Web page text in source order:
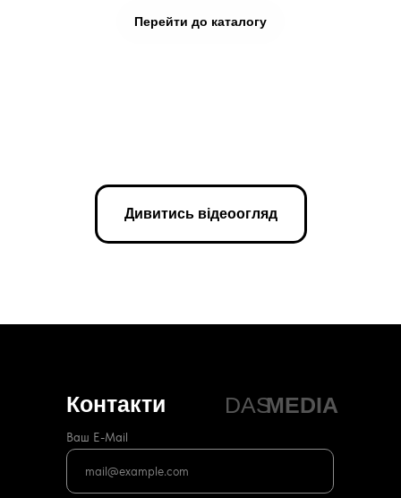
Перейти до каталогу
Дивитись відеоогляд
DASMEDIA
Контакти
Ваш E-Mail